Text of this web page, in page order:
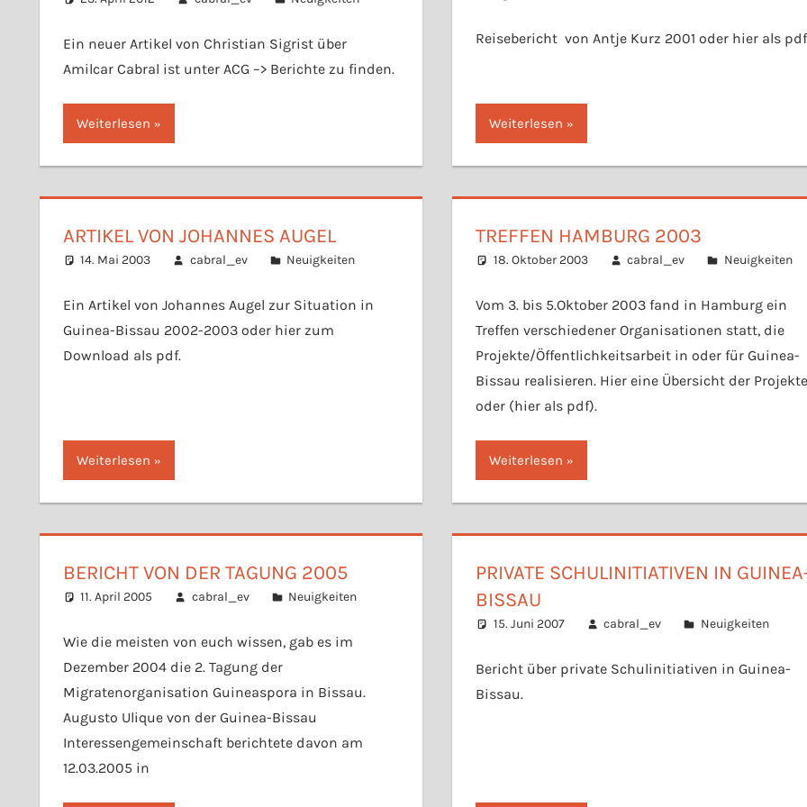
Ein neuer Artikel von Christian Sigrist über
Amilcar Cabral ist unter ACG –> Berichte zu finden.
Weiterlesen
Reisebericht von Antje Kurz 2001 oder hier als pdf
Weiterlesen
ARTIKEL VON JOHANNES AUGEL
14. Mai 2003 cabral_ev Neuigkeiten
Ein Artikel von Johannes Augel zur Situation in
Guinea-Bissau 2002-2003 oder hier zum
Download als pdf.
Weiterlesen
TREFFEN HAMBURG 2003
18. Oktober 2003 cabral_ev Neuigkeiten
Vom 3. bis 5.Oktober 2003 fand in Hamburg ein
Treffen verschiedener Organisationen statt, die
Projekte/Öffentlichkeitsarbeit in oder für Guinea-
Bissau realisieren. Hier eine Übersicht der Projekte
oder (hier als pdf).
Weiterlesen
BERICHT VON DER TAGUNG 2005
11. April 2005 cabral_ev Neuigkeiten
Wie die meisten von euch wissen, gab es im
Dezember 2004 die 2. Tagung der
Migratenorganisation Guineaspora in Bissau.
Augusto Ulique von der Guinea-Bissau
Interessengemeinschaft berichtete davon am
12.03.2005 in
PRIVATE SCHULINITIATIVEN IN
BISSAU
15. Juni 2007 cabral_ev Neuigkeiten
Bericht über private Schulinitiativen in Guinea-
Bissau.